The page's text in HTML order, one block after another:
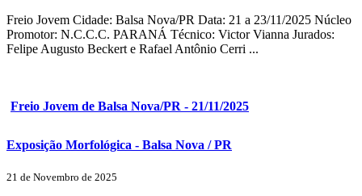
Freio Jovem Cidade: Balsa Nova/PR Data: 21 a 23/11/2025 Núcleo
Promotor: N.C.C.C. PARANÁ Técnico: Victor Vianna Jurados:
Felipe Augusto Beckert e Rafael Antônio Cerri ...
Freio Jovem de Balsa Nova/PR - 21/11/2025
Exposição Morfológica - Balsa Nova / PR
21 de Novembro de 2025